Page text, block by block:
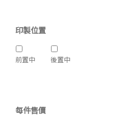
印製位置
前置中 後置中
每件售價